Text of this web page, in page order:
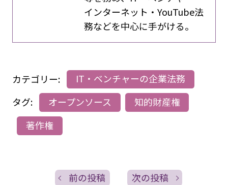
インターネット・YouTube法
務などを中心に手がける。
カテゴリー:
IT・ベンチャーの企業法務
タグ:
オープンソース
知的財産権
著作権
前の投稿 次の投稿